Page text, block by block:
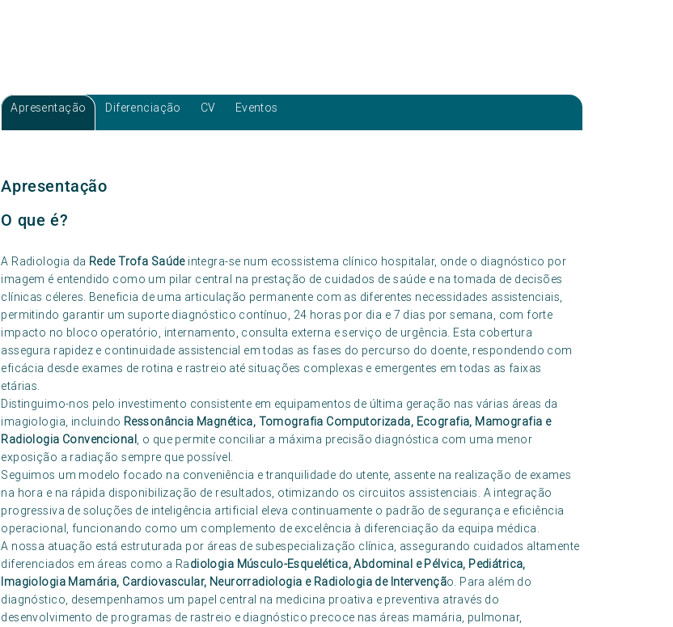
Apresentação Diferenciação CV Eventos
Apresentação
O que é?
A Radiologia da Rede Trofa Saúdeintegra-se num ecossistema clínico hospitalar, onde o diagnóstico por
imagem é entendido como um pilar central na prestação de cuidados de saúde e na tomada de decisões
clínicas céleres. Beneficia de uma articulação permanente com as diferentes necessidades assistenciais,
permitindo garantir um suporte diagnóstico contínuo, 24 horas por dia e 7 dias por semana, com forte
impacto no bloco operatório, internamento, consulta externa e serviço de urgência. Esta cobertura
assegura rapidez e continuidade assistencial em todas as fases do percurso do doente, respondendo com
eficácia desde exames de rotina e rastreio até situações complexas e emergentes em todas as faixas
etárias.
Distinguimo-nos pelo investimento consistente em equipamentos de última geração nas várias áreas da
imagiologia, incluindo Ressonância Magnética, Tomografia Computorizada, Ecografia, Mamografia e
Radiologia Convencional, o que permite conciliar a máxima precisão diagnóstica com uma menor
exposição a radiação sempre que possível.
Seguimos um modelo focado na conveniência e tranquilidade do utente, assente na realização de exames
na hora e na rápida disponibilização de resultados, otimizando os circuitos assistenciais. A integração
progressiva de soluções de inteligência artificial eleva continuamente o padrão de segurança e eficiência
operacional, funcionando como um complemento de excelência à diferenciação da equipa médica.
A nossa atuação está estruturada por áreas de subespecialização clínica, assegurando cuidados altamente
diferenciados em áreas como a Radiologia Músculo-Esquelética, Abdominal e Pélvica, Pediátrica,
Imagiologia Mamária, Cardiovascular, Neurorradiologia e Radiologia de Intervenção. Para além do
diagnóstico, desempenhamos um papel central na medicina proativa e preventiva através do
desenvolvimento de programas de rastreio e diagnóstico precoce nas áreas mamária, pulmonar,